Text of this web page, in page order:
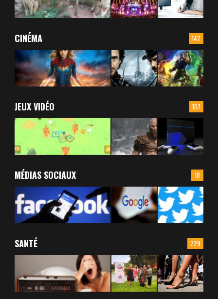
142
CINÉMA
107
JEUX VIDÉO
18
MÉDIAS SOCIAUX
229
SANTÉ